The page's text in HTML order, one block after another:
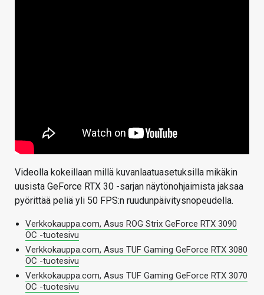
Videolla kokeillaan millä kuvanlaatuasetuksilla mikäkin
uusista GeForce RTX 30 -sarjan näytönohjaimista jaksaa
pyörittää peliä yli 50 FPS:n ruudunpäivitysnopeudella.
Verkkokauppa.com, Asus ROG Strix GeForce RTX 3090
OC -tuotesivu
Verkkokauppa.com, Asus TUF Gaming GeForce RTX 3080
OC -tuotesivu
Verkkokauppa.com, Asus TUF Gaming GeForce RTX 3070
OC -tuotesivu